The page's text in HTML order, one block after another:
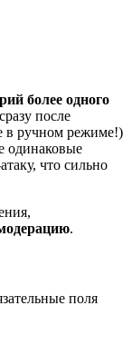
более одного
после
в ручном режиме!)
одинаковые
что сильно
.
поля